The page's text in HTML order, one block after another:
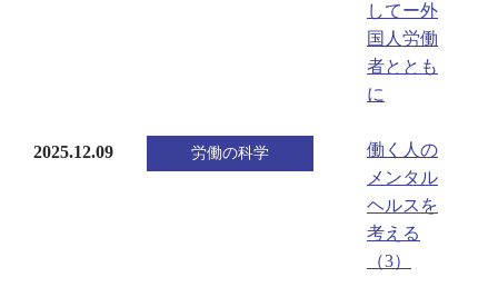
してー外
国人労働
者ととも
に
2025.12.09 労働の科学
働く人の
メンタル
ヘルスを
考える
（3）